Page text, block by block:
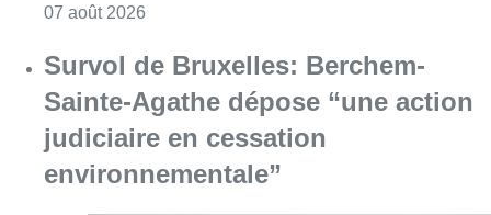
07 août 2026
Survol de Bruxelles: Berchem-
Sainte-Agathe dépose “une action
judiciaire en cessation
environnementale”